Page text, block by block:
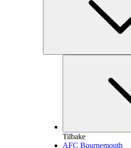
Tilbake
AFC Bournemouth